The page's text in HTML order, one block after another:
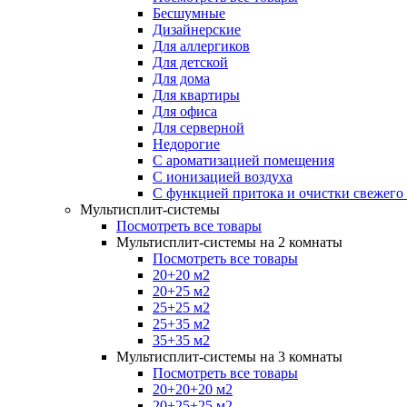
Бесшумные
Дизайнерские
Для аллергиков
Для детской
Для дома
Для квартиры
Для офиса
Для серверной
Недорогие
С ароматизацией помещения
С ионизацией воздуха
С функцией притока и очистки свежего
Мультисплит-системы
Посмотреть все товары
Мультисплит-системы на 2 комнаты
Посмотреть все товары
20+20 м2
20+25 м2
25+25 м2
25+35 м2
35+35 м2
Мультисплит-системы на 3 комнаты
Посмотреть все товары
20+20+20 м2